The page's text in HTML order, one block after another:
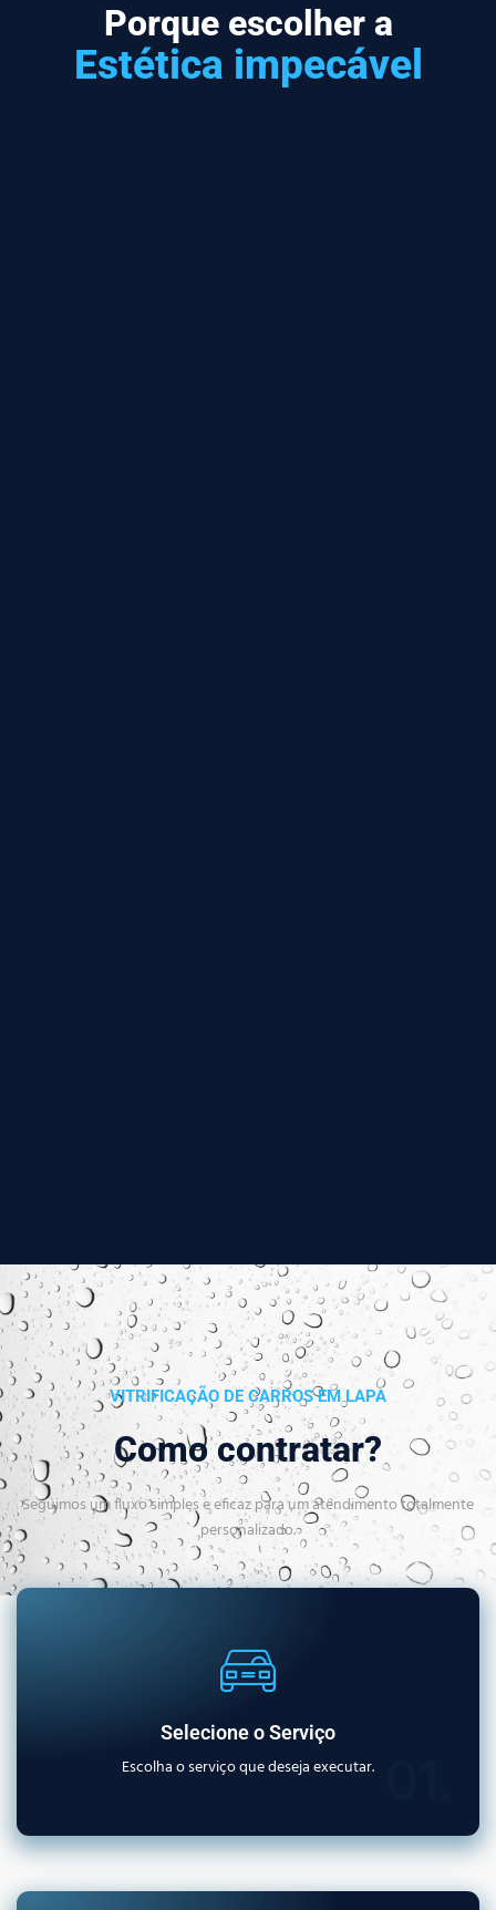
Porque escolher a
Estética impecável
VITRIFICAÇÃO DE CARROS EM LAPA
Como contratar?
Seguimos um fluxo simples e eficaz para um atendimento totalmente
personalizado.
Selecione o Serviço
Escolha o serviço que deseja executar.